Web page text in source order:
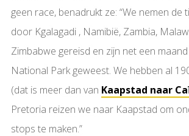
geen race, benadrukt ze: “We nemen de
door Kgalagadi , Namibië, Zambia,
Zimbabwe gereisd en zijn net een
National Park geweest. We hebben al
(dat is meer dan van Kaapstad naar
Pretoria reizen we naar Kaapstad om
stops te maken.”